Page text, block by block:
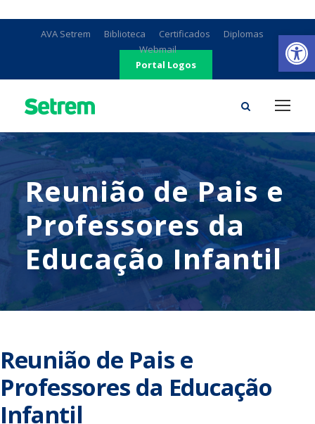
AVA Setrem Biblioteca Certificados
Diplomas
Webmail
Portal Logos
Reunião de Pais e
Professores da
Educação Infantil
Reunião de Pais e
Professores da Educação
Infantil